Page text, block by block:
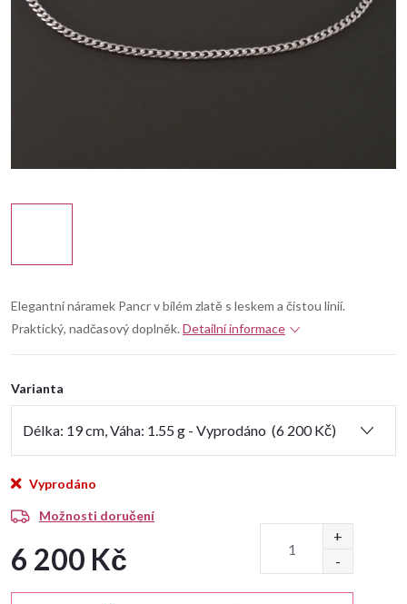
Elegantní náramek Pancr v bílém zlatě s leskem a čistou linií.
Praktický, nadčasový doplněk. Detailní informace
Varianta
Vyprodáno
Možnosti doručení
6 200 Kč